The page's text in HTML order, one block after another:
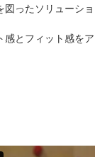
ったソリューシ
とフィット感を